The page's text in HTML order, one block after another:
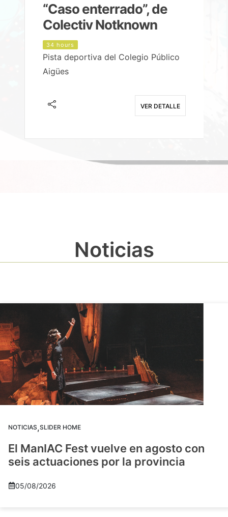
“Caso enterrado”, de
Colectiv Notknown
34 hours
Pista deportiva del Colegio Público
Aigües
VER DETALLE
Noticias
NOTICIAS,SLIDER HOME
El ManIAC Fest vuelve en agosto con
seis actuaciones por la provincia
05/08/2026